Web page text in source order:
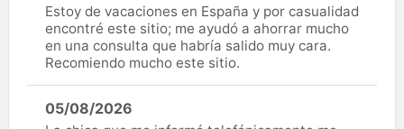
Estoy de vacaciones en España y por casualidad
encontré este sitio; me ayudó a ahorrar mucho
en una consulta que habría salido muy cara.
Recomiendo mucho este sitio.
05/08/2026